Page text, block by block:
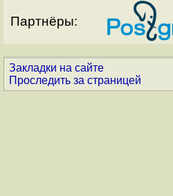
Партнёры:
Закладки на сайте
Проследить за страницей